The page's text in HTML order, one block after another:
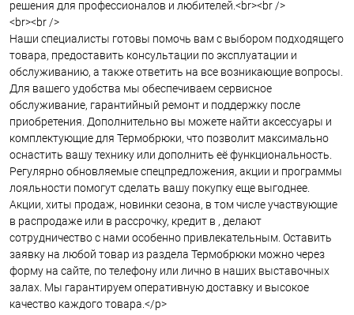
решения для профессионалов и любителей.<br><br />
<br><br />
Наши специалисты готовы помочь вам с выбором подходящего
товара, предоставить консультации по эксплуатации и
обслуживанию, а также ответить на все возникающие вопросы.
Для вашего удобства мы обеспечиваем сервисное
обслуживание, гарантийный ремонт и поддержку после
приобретения. Дополнительно вы можете найти аксессуары и
комплектующие для Термобрюки, что позволит максимально
оснастить вашу технику или дополнить её функциональность.
Регулярно обновляемые спецпредложения, акции и программы
лояльности помогут сделать вашу покупку еще выгоднее.
Акции, хиты продаж, новинки сезона, в том числе участвующие
в распродаже или в рассрочку, кредит в , делают
сотрудничество с нами особенно привлекательным. Оставить
заявку на любой товар из раздела Термобрюки можно через
форму на сайте, по телефону или лично в наших выставочных
залах. Мы гарантируем оперативную доставку и высокое
качество каждого товара.</p>